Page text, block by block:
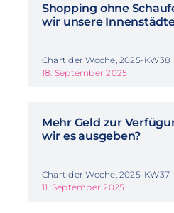
Shopping ohne
wir unsere
Chart der Woche, 2025-KW38
18. September 2025
Mehr Geld zur
wir es ausgeben?
Chart der Woche, 2025-KW37
11. September 2025